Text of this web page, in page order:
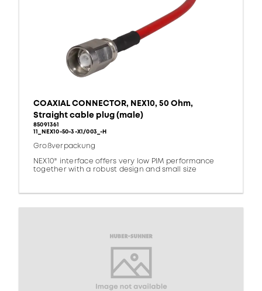
COAXIAL CONNECTOR, NEX10, 50 Ohm,
Straight cable plug (male)
85091361
11_NEX10-50-3-X1/003_-H
Großverpackung
NEX10® interface offers very low PIM performance
together with a robust design and small size